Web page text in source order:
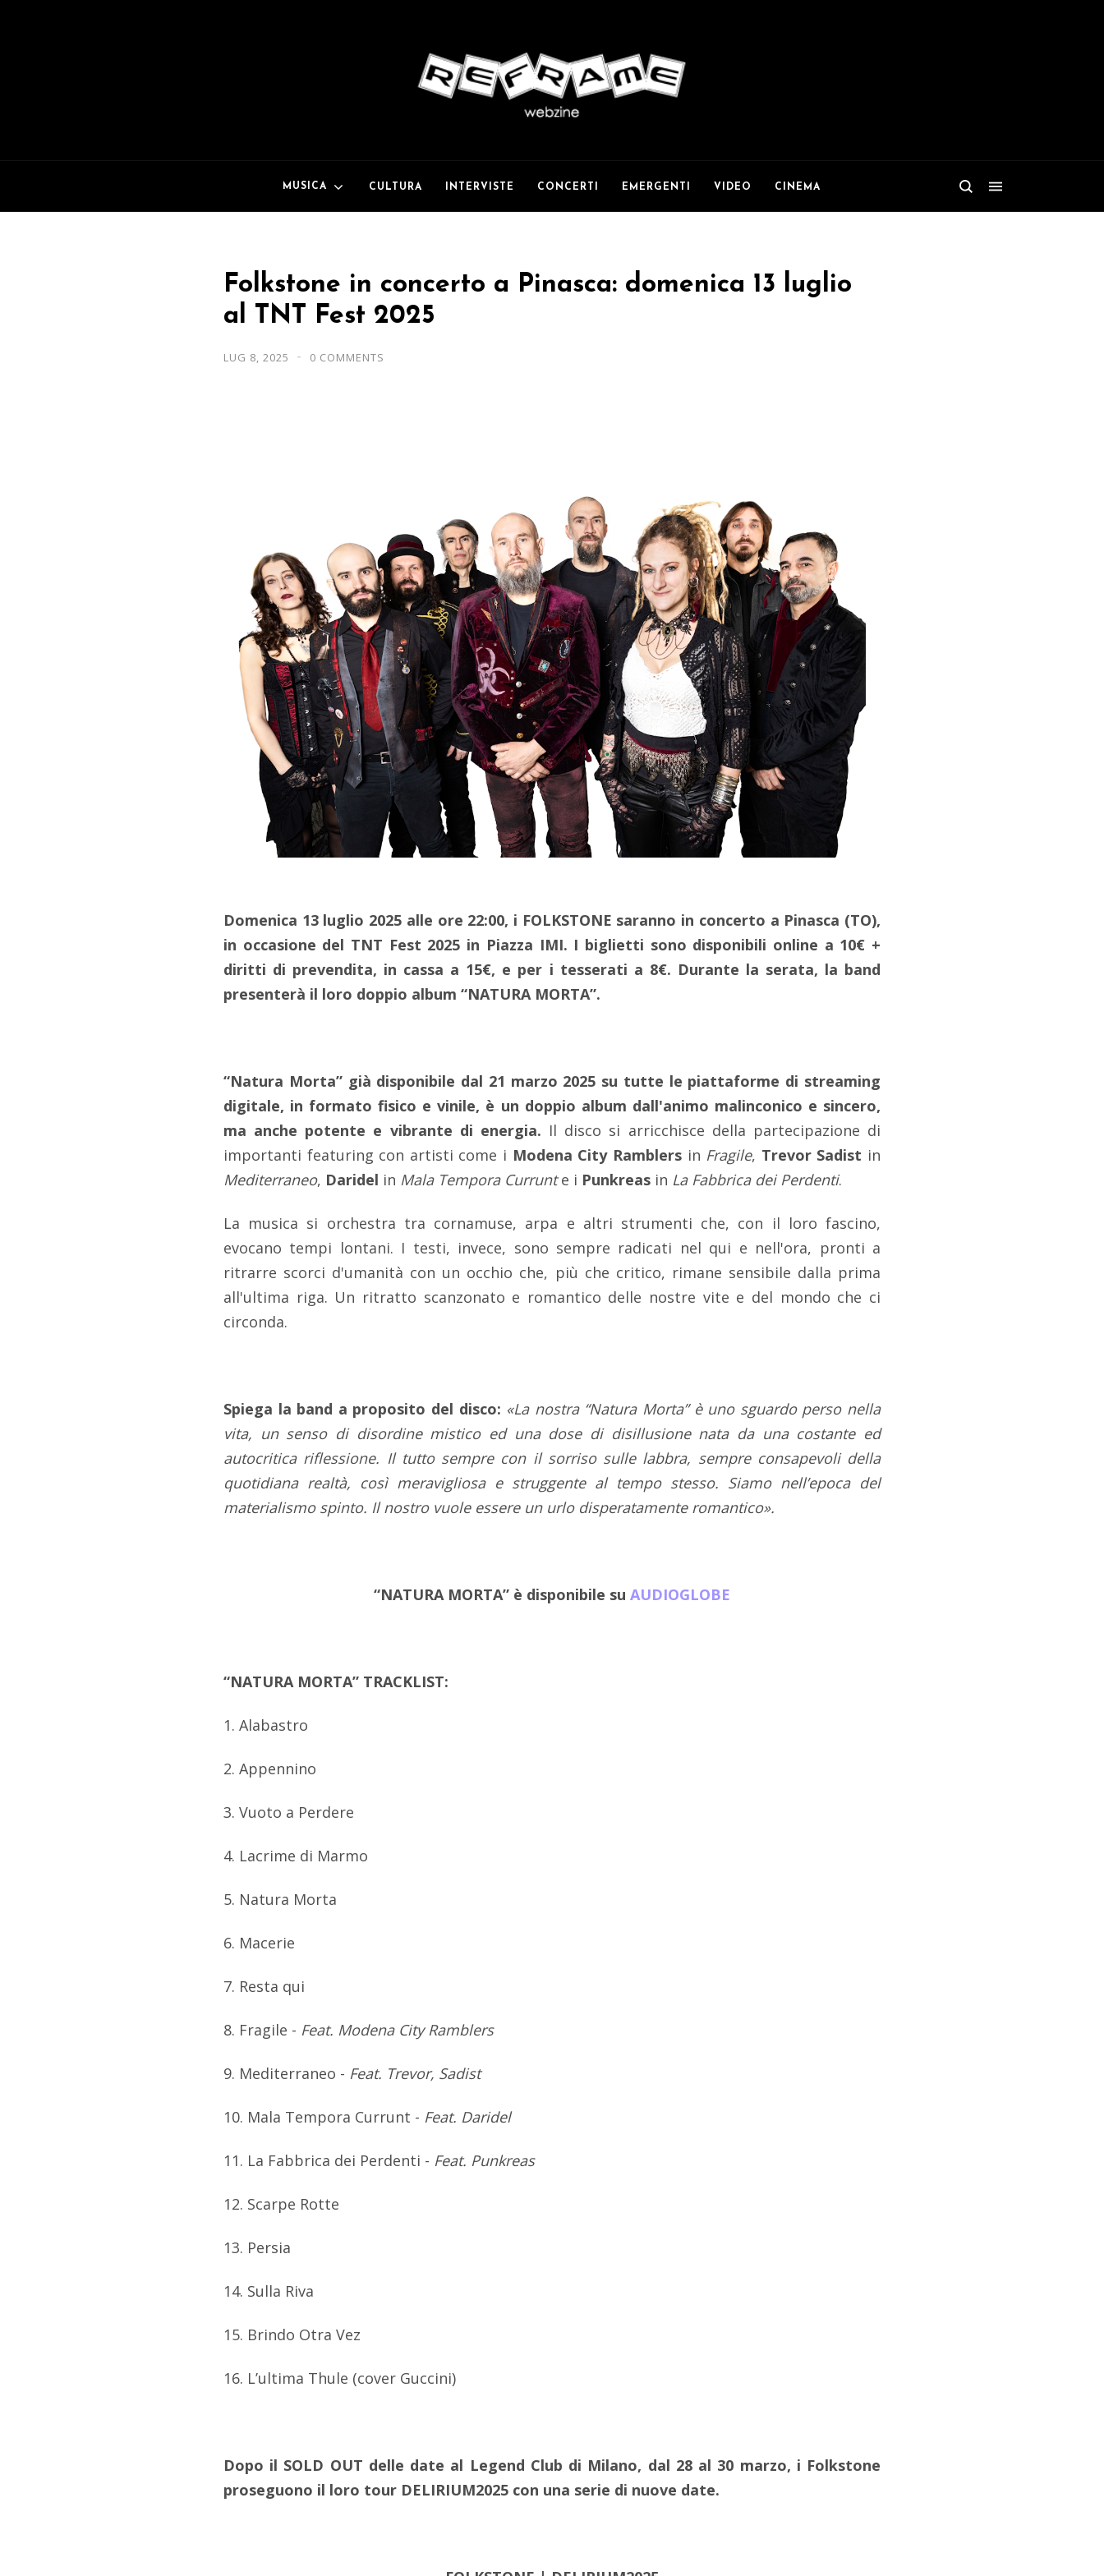
MUSICA CULTURA INTERVISTE CONCERTI EMERGENTI VIDEO CINEMA
Folkstone in concerto a Pinasca: domenica 13 luglio
al TNT Fest 2025
LUG 8, 2025 0 COMMENTS
Domenica 13 luglio 2025 alle ore 22:00, i FOLKSTONE saranno in concerto a Pinasca (TO),
in occasione del TNT Fest 2025 in Piazza IMI. I biglietti sono disponibili online a 10€ +
diritti di prevendita, in cassa a 15€, e per i tesserati a 8€. Durante la serata, la band
presenterà il loro doppio album “NATURA MORTA”.
“Natura Morta” già disponibile dal 21 marzo 2025 su tutte le piattaforme di streaming
digitale, in formato fisico e vinile, è un doppio album dall'animo malinconico e sincero,
ma anche potente e vibrante di energia. Il disco si arricchisce della partecipazione di
importanti featuring con artisti come i Modena City Ramblersin Fragile, Trevor Sadist in
Mediterraneo, Daridel in Mala Tempora Currunte i Punkreas in La Fabbrica dei Perdenti.
La musica si orchestra tra cornamuse, arpa e altri strumenti che, con il loro fascino,
evocano tempi lontani. I testi, invece, sono sempre radicati nel qui e nell'ora, pronti a
ritrarre scorci d'umanità con un occhio che, più che critico, rimane sensibile dalla prima
all'ultima riga. Un ritratto scanzonato e romantico delle nostre vite e del mondo che ci
circonda.
Spiega la band a proposito del disco: «La nostra “Natura Morta” è uno sguardo perso nella
vita, un senso di disordine mistico ed una dose di disillusione nata da una costante ed
autocritica riflessione. Il tutto sempre con il sorriso sulle labbra, sempre consapevoli della
quotidiana realtà, così meravigliosa e struggente al tempo stesso. Siamo nell’epoca del
materialismo spinto. Il nostro vuole essere un urlo disperatamente romantico».
“NATURA MORTA” è disponibile su AUDIOGLOBE
“NATURA MORTA” TRACKLIST:
1. Alabastro
2. Appennino
3. Vuoto a Perdere
4. Lacrime di Marmo
5. Natura Morta
6. Macerie
7. Resta qui
8. Fragile - Feat. Modena City Ramblers
9. Mediterraneo - Feat. Trevor, Sadist
10. Mala Tempora Currunt - Feat. Daridel
11. La Fabbrica dei Perdenti - Feat. Punkreas
12. Scarpe Rotte
13. Persia
14. Sulla Riva
15. Brindo Otra Vez
16. L’ultima Thule (cover Guccini)
Dopo il SOLD OUT delle date al Legend Club di Milano, dal 28 al 30 marzo, i Folkstone
proseguono il loro tour DELIRIUM2025 con una serie di nuove date.